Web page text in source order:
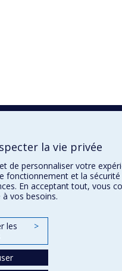
la vie privée
de personnaliser votre
fonctionnement et la
En acceptant tout, vous
vos besoins.
les
>